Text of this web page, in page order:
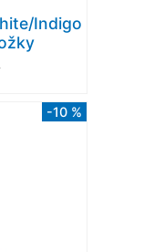
Indigo
-10 %